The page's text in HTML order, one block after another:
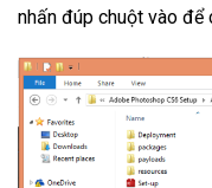
nhấn đúp chuột vào để